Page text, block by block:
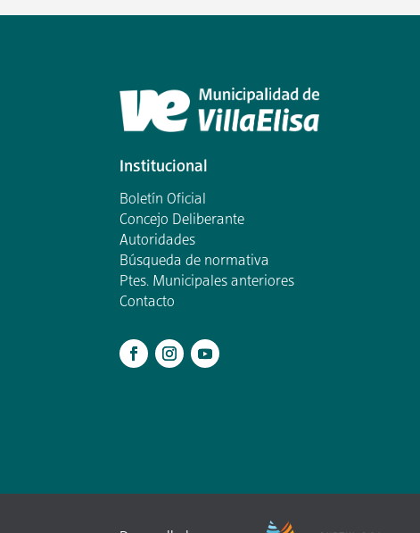
Institucional
Boletín Oficial
Concejo Deliberante
Autoridades
Búsqueda de normativa
Ptes. Municipales anteriores
Contacto